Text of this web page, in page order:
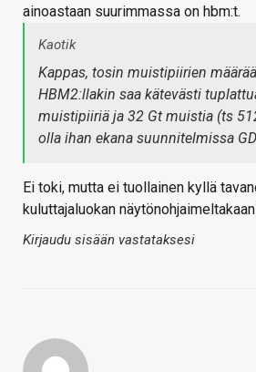
ainoastaan suurimmassa on hbm:t.
Kaotik
Kappas, tosin muistipiirien
HBM2:llakin saa kätevästi
muistipiiriä ja 32 Gt muistia (ts
olla ihan ekana suunnitelmissa
Ei toki, mutta ei tuollainen kyllä
kuluttajaluokan
Kirjaudu sisään vastataksesi